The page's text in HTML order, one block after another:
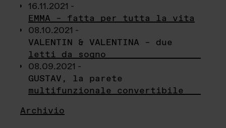
16.11.2021 -
EMMA – fatta per tutta la vita
08.10.2021 -
VALENTIN & VALENTINA – due
letti da sogno
08.09.2021 -
GUSTAV, la parete
multifunzionale convertibile
Archivio